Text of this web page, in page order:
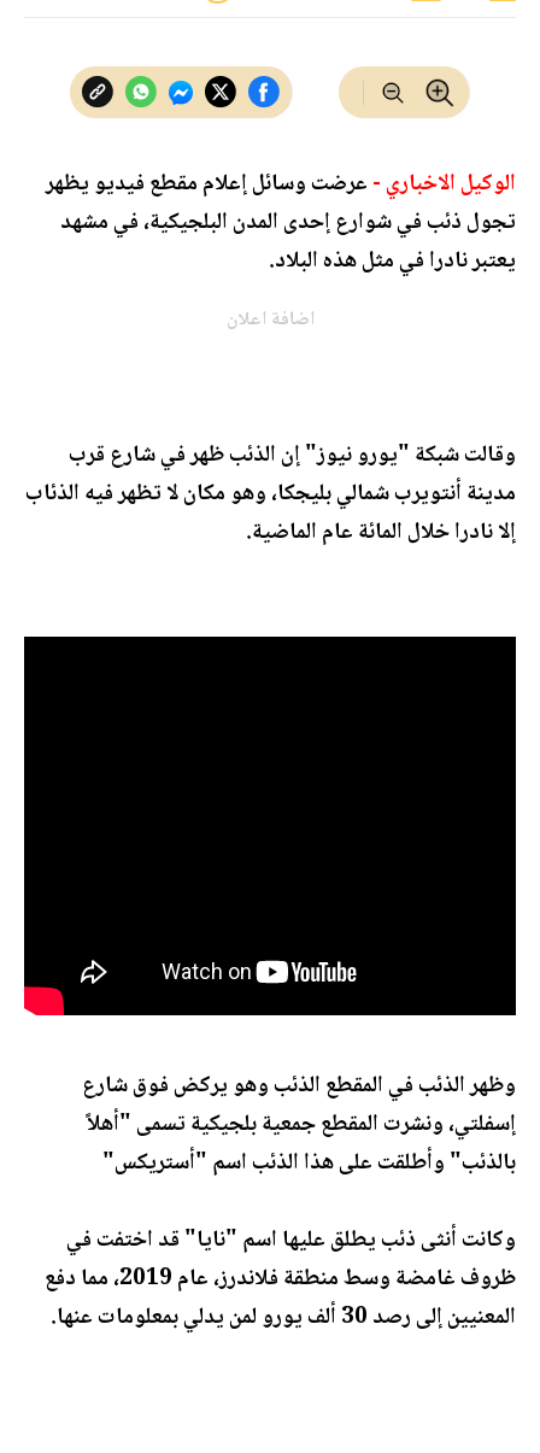
الوكيل الاخباري -عرضت وسائل إعلام مقطع فيديو يظهر
تجول ذئب في شوارع إحدى المدن البلجيكية، في مشهد
يعتبر نادرا في مثل هذه البلاد.
اضافة اعلان
وقالت شبكة "يورو نيوز" إن الذئب ظهر في شارع قرب
مدينة أنتويرب شمالي بليجكا، وهو مكان لا تظهر فيه الذئاب
إلا نادرا خلال المائة عام الماضية.
وظهر الذئب في المقطع الذئب وهو يركض فوق شارع
إسفلتي، ونشرت المقطع جمعية بلجيكية تسمى "أهلاً
بالذئب" وأطلقت على هذا الذئب اسم "أستريكس"
وكانت أنثى ذئب يطلق عليها اسم "نايا" قد اختفت في
ظروف غامضة وسط منطقة فلاندرز، عام 2019، مما دفع
المعنيين إلى رصد 30 ألف يورو لمن يدلي بمعلومات عنها.